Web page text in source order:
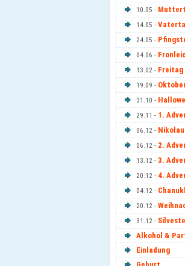
10.05 -
14.05 -
24.05 -
04.06 -
13.02 - Freitag
19.09 -
31.10 -
29.11 - 1.
06.12 -
06.12 - 2.
13.12 - 3.
20.12 - 4.
04.12 -
20.12 -
31.12 -
Alkohol &
Einladung